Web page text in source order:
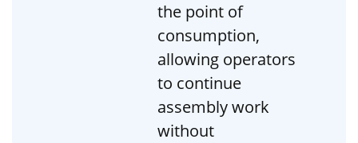
the point of
consumption,
allowing operators
to continue
assembly work
without